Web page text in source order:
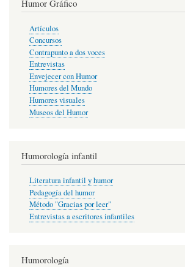
Humor Gráfico
Artículos
Concursos
Contrapunto a dos voces
Entrevistas
Envejecer con Humor
Humores del Mundo
Humores visuales
Museos del Humor
Humorología infantil
Literatura infantil y humor
Pedagogía del humor
Método "Gracias por leer"
Entrevistas a escritores infantiles
Humorología